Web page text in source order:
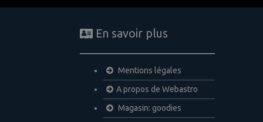
En savoir plus
Mentions légales
A propos de Webastro
Magasin: goodies